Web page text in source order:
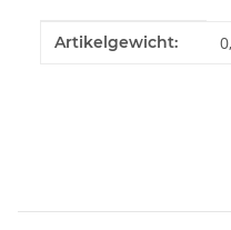
Produkteigenschaft
Wert
Artikelgewicht: